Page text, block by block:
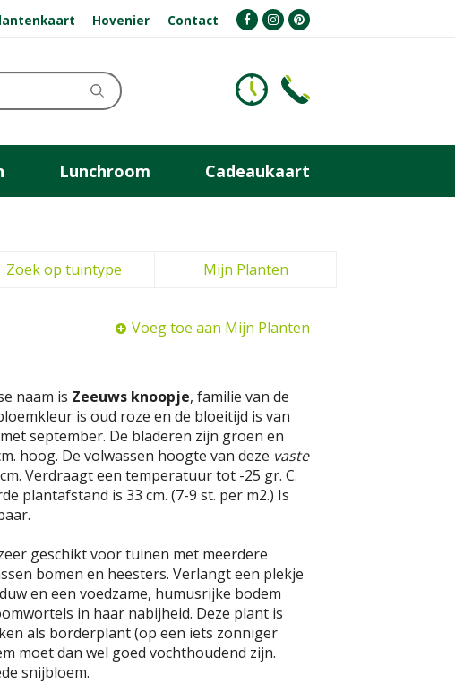
Hovenier Contact
Lunchroom Cadeaukaart
Zoek op tuintype Mijn Planten
Voeg toe aan Mijn Planten
naam is Zeeuws knoopje, familie van de
is oud roze en de bloeitijd is van
september. De bladeren zijn groen en
hoog. De volwassen hoogte van deze vaste
Verdraagt een temperatuur tot -25 gr. C.
plantafstand is 33 cm. (7-9 st. per m2.) Is
geschikt voor tuinen met meerdere
bomen en heesters. Verlangt een plekje
en een voedzame, humusrijke bodem
in haar nabijheid. Deze plant is
als borderplant (op een iets zonniger
moet dan wel goed vochthoudend zijn.
snijbloem.